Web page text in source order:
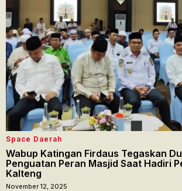
Space Daerah
Wabup Katingan Firdaus Tegaskan
Penguatan Peran Masjid Saat Hadiri
Kalteng
November 12, 2025